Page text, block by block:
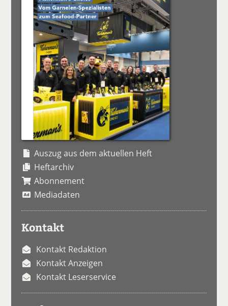
Auszug aus dem aktuellen Heft
Heftarchiv
Abonnement
Mediadaten
Kontakt
Kontakt Redaktion
Kontakt Anzeigen
Kontakt Leserservice